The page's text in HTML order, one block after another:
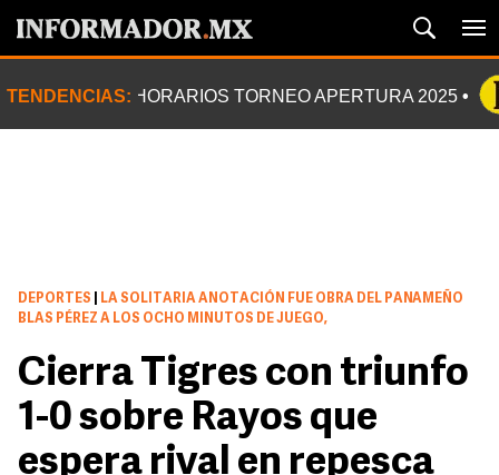
TENDENCIAS: HORARIOS TORNEO APERTURA 2025
DEPORTES
LA SOLITARIA ANOTACIÓN FUE OBRA DEL PANAMEÑO
BLAS PÉREZ A LOS OCHO MINUTOS DE JUEGO,
Cierra Tigres con triunfo
1-0 sobre Rayos que
espera rival en repesca